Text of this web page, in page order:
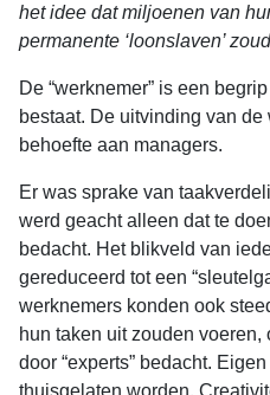
het idee dat miljoenen van
permanente ‘loonslaven’
De “werknemer” is een
bestaat. De uitvinding van
behoefte aan managers.
Er was sprake van
werd geacht alleen dat te
bedacht. Het blikveld van
gereduceerd tot een
werknemers konden ook
hun taken uit zouden
door “experts” bedacht.
thuisgelaten worden.